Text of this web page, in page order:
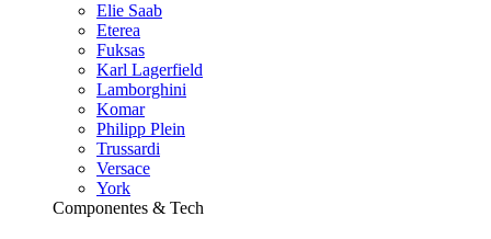
Elie Saab
Eterea
Fuksas
Karl Lagerfield
Lamborghini
Komar
Philipp Plein
Trussardi
Versace
York
Componentes & Tech